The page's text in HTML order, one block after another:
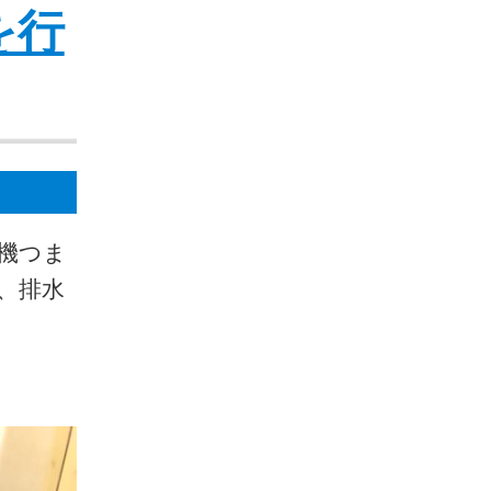
行
つま
排水